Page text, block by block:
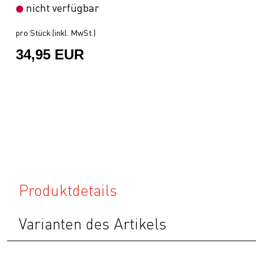
nicht verfügbar
pro Stück (inkl. MwSt.)
34,95 EUR
Produktdetails
Varianten des Artikels